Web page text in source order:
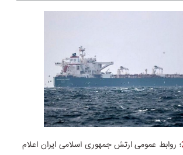
؛ روابط عمومی ارتش جمهوری اسلامی ایران اعلام